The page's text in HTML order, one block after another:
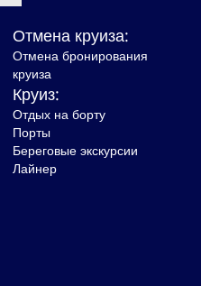
Отмена круиза:
Отмена бронирования
круиза
Круиз:
Отдых на борту
Порты
Береговые экскурсии
Лайнер